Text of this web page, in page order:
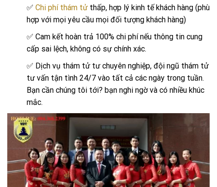
✅ Chi phí thám tử thấp, hợp lý kinh tế khách hàng (phù
hợp với mọi yêu cầu mọi đối tượng khách hàng)
✅ Cam kết hoàn trả 100% chi phí nếu thông tin cung
cấp sai lệch, không có sự chính xác.
✅ Dịch vụ thám tử tư chuyên nghiệp, đội ngũ thám tử
tư vấn tận tình 24/7 vào tất cả các ngày trong tuần.
Bạn cần chúng tôi tới? bạn nghi ngờ và có nhiều khúc
mắc.